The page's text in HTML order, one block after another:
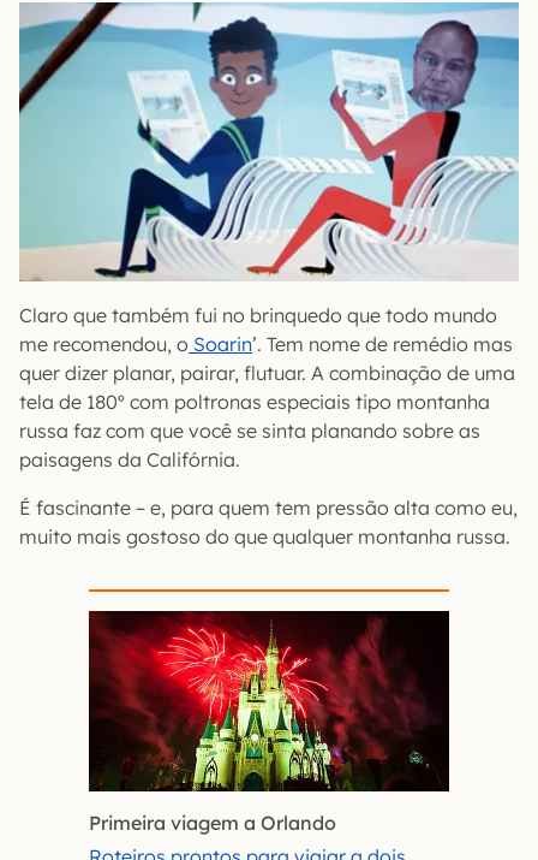
Claro que também fui no brinquedo que todo mundo
me recomendou, o Soarin’. Tem nome de remédio mas
quer dizer planar, pairar, flutuar. A combinação de uma
tela de 180º com poltronas especiais tipo montanha
russa faz com que você se sinta planando sobre as
paisagens da Califórnia.
É fascinante – e, para quem tem pressão alta como eu,
muito mais gostoso do que qualquer montanha russa.
Primeira viagem a Orlando